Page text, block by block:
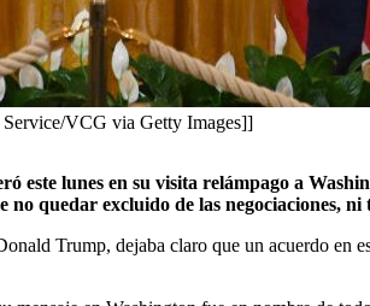
VCG via Getty Images]]
este lunes en su visita relámpago a
quedar excluido de las negociaciones, ni
Trump, dejaba claro que un acuerdo en